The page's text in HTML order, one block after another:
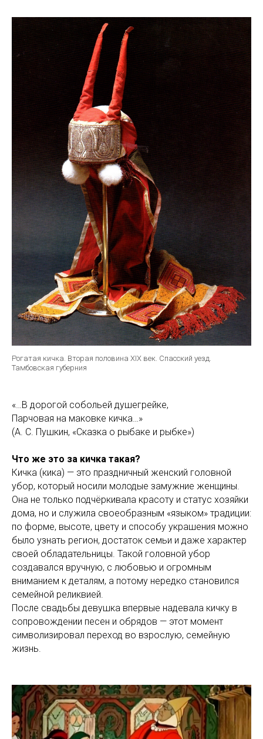
Рогатая кичка. Вторая половина XIX век. Спасский уезд.
Тамбовская губерния
«…В дорогой собольей душегрейке,
Парчовая на маковке кичка…»
(А. С. Пушкин, «Сказка о рыбаке и рыбке»)
Что же это за кичка такая?
Кичка (кика) — это праздничный женский головной
убор, который носили молодые замужние женщины.
Она не только подчёркивала красоту и статус хозяйки
дома, но и служила своеобразным «языком» традиции:
по форме, высоте, цвету и способу украшения можно
было узнать регион, достаток семьи и даже характер
своей обладательницы. Такой головной убор
создавался вручную, с любовью и огромным
вниманием к деталям, а потому нередко становился
семейной реликвией.
После свадьбы девушка впервые надевала кичку в
сопровождении песен и обрядов — этот момент
символизировал переход во взрослую, семейную
жизнь.